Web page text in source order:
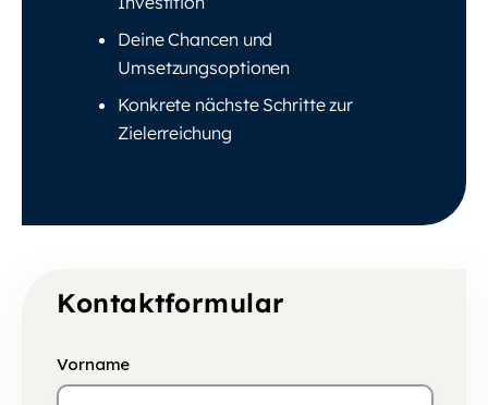
Deine Chancen und
Umsetzungsoptionen
Konkrete nächste Schritte zur
Zielerreichung
Kontaktformular
Vorname